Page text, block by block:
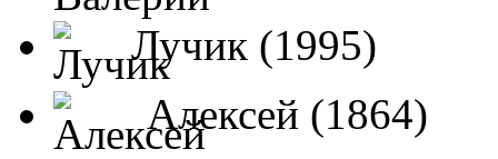
Лучик (1995)
Алексей (1864)